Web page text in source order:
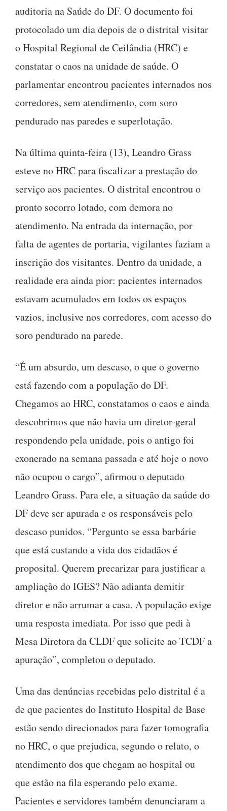
auditoria na Saúde do DF. O documento foi
protocolado um dia depois de o distrital visitar
o Hospital Regional de Ceilândia (HRC) e
constatar o caos na unidade de saúde. O
parlamentar encontrou pacientes internados nos
corredores, sem atendimento, com soro
pendurado nas paredes e superlotação.
Na última quinta-feira (13), Leandro Grass
esteve no HRC para fiscalizar a prestação do
serviço aos pacientes. O distrital encontrou o
pronto socorro lotado, com demora no
atendimento. Na entrada da internação, por
falta de agentes de portaria, vigilantes faziam a
inscrição dos visitantes. Dentro da unidade, a
realidade era ainda pior: pacientes internados
estavam acumulados em todos os espaços
vazios, inclusive nos corredores, com acesso do
soro pendurado na parede.
“É um absurdo, um descaso, o que o governo
está fazendo com a população do DF.
Chegamos ao HRC, constatamos o caos e ainda
descobrimos que não havia um diretor-geral
respondendo pela unidade, pois o antigo foi
exonerado na semana passada e até hoje o novo
não ocupou o cargo”, afirmou o deputado
Leandro Grass. Para ele, a situação da saúde do
DF deve ser apurada e os responsáveis pelo
descaso punidos. “Pergunto se essa barbárie
que está custando a vida dos cidadãos é
proposital. Querem precarizar para justificar a
ampliação do IGES? Não adianta demitir
diretor e não arrumar a casa. A população exige
uma resposta imediata. Por isso que pedi à
Mesa Diretora da CLDF que solicite ao TCDF a
apuração”, completou o deputado.
Uma das denúncias recebidas pelo distrital é a
de que pacientes do Instituto Hospital de Base
estão sendo direcionados para fazer tomografia
no HRC, o que prejudica, segundo o relato, o
atendimento dos que chegam ao hospital ou
que estão na fila esperando pelo exame.
Pacientes e servidores também denunciaram a